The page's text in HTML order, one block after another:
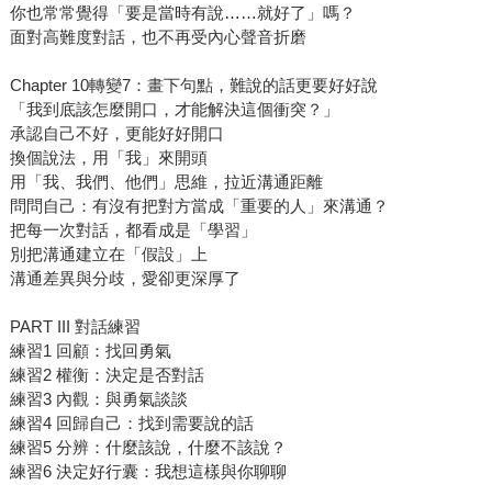
你也常常覺得「要是當時有說……就好了」嗎？
面對高難度對話，也不再受內心聲音折磨
Chapter 10轉變7：畫下句點，難說的話更要好好說
「我到底該怎麼開口，才能解決這個衝突？」
承認自己不好，更能好好開口
換個說法，用「我」來開頭
用「我、我們、他們」思維，拉近溝通距離
問問自己：有沒有把對方當成「重要的人」來溝通？
把每一次對話，都看成是「學習」
別把溝通建立在「假設」上
溝通差異與分歧，愛卻更深厚了
PART III 對話練習
練習1 回顧：找回勇氣
練習2 權衡：決定是否對話
練習3 內觀：與勇氣談談
練習4 回歸自己：找到需要說的話
練習5 分辨：什麼該說，什麼不該說？
練習6 決定好行囊：我想這樣與你聊聊